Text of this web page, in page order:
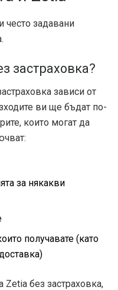
често задавани
застраховка?
зависи от
ви ще бъдат по-
които могат да
за някакви
получавате (като
Zetia без застраховка,